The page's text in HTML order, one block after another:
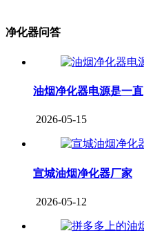
净化器问答
油烟净化器电源是一直
2026-05-15
宣城油烟净化器厂家
2026-05-12